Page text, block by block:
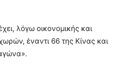
λόγω οικονομικής και
έναντι 66 της Κίνας και